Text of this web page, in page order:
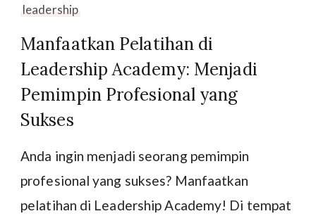
leadership
Manfaatkan Pelatihan di
Leadership Academy: Menjadi
Pemimpin Profesional yang
Sukses
Anda ingin menjadi seorang pemimpin
profesional yang sukses? Manfaatkan
pelatihan di Leadership Academy! Di tempat